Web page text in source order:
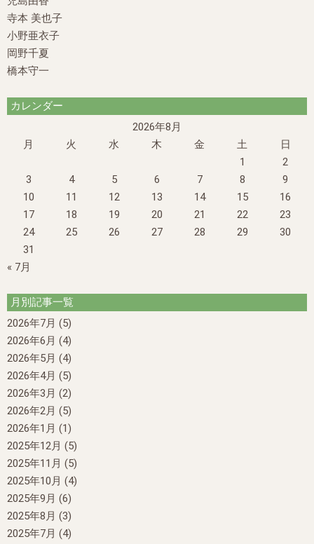
寺本 美也子
小野亜衣子
岡野千夏
橋本守一
カレンダー
2026年8月
月
火 水 木 金 土
日
1
2
3
4 5 6 7 8
9
10
11 12 13 14 15
16
17
18 19 20 21 22
23
24
25 26 27 28 29
30
31
« 7月
月別記事一覧
2026年7月 (5)
2026年6月 (4)
2026年5月 (4)
2026年4月 (5)
2026年3月 (2)
2026年2月 (5)
2026年1月 (1)
2025年12月 (5)
2025年11月 (5)
2025年10月 (4)
2025年9月 (6)
2025年8月 (3)
2025年7月 (4)